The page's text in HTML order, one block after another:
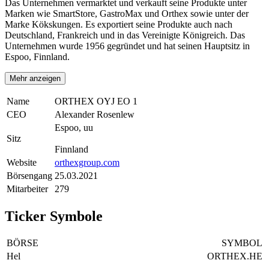
Das Unternehmen vermarktet und verkauft seine Produkte unter
Marken wie SmartStore, GastroMax und Orthex sowie unter der
Marke Kökskungen. Es exportiert seine Produkte auch nach
Deutschland, Frankreich und in das Vereinigte Königreich. Das
Unternehmen wurde 1956 gegründet und hat seinen Hauptsitz in
Espoo, Finnland.
Mehr anzeigen
Name
ORTHEX OYJ EO 1
CEO
Alexander Rosenlew
Sitz
Espoo, uu
Finnland
Website
orthexgroup.com
Börsengang 25.03.2021
Mitarbeiter
279
Ticker Symbole
BÖRSE
SYMBOL
Hel
ORTHEX.HE